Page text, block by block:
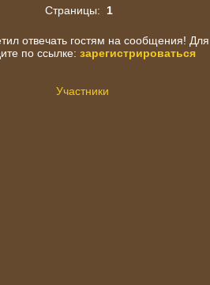
Страницы: 1
отвечать гостям на сообщения!
по ссылке: зарегистрироваться
Участники